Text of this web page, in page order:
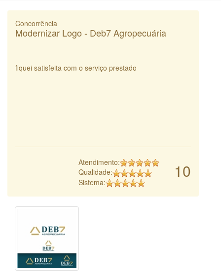
Concorrência
Modernizar Logo - Deb7 Agropecuária
fiquei satisfeita com o serviço prestado
10
Atendimento:
Qualidade:
Sistema: